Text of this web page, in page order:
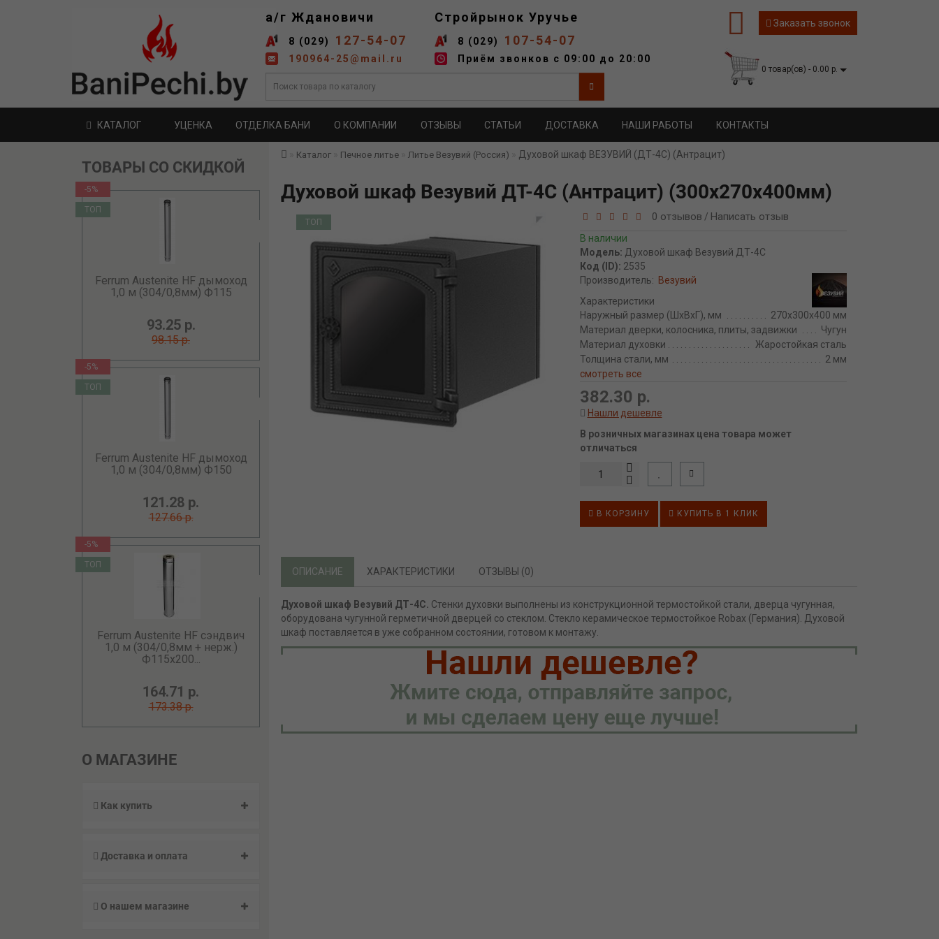
а/г Ждановичи
8 (029) 127-54-07
190964-25@mail.ru
Стройрынок Уручье
8 (029) 107-54-07
Приём звонков с 09:00 до 20:00
Заказать звонок
0 товар(ов) - 0.00 р.
КАТАЛОГ УЦЕНКА ОТДЕЛКА БАНИ О КОМПАНИИ ОТЗЫВЫ СТАТЬИ ДОСТАВКА НАШИ РАБОТЫ КОНТАКТЫ
ТОВАРЫ СО СКИДКОЙ
-5%
ТОП
Ferrum Austenite HF дымоход
1,0 м (304/0,8мм) Ф115
93.25 р.
98.15 р.
-5%
ТОП
Ferrum Austenite HF дымоход
1,0 м (304/0,8мм) Ф150
121.28 р.
127.66 р.
-5%
ТОП
Ferrum Austenite HF сэндвич
1,0 м (304/0,8мм + нерж.)
Ф115х200...
164.71 р.
173.38 р.
О МАГАЗИНЕ
Как купить
Доставка и оплата
О нашем магазине
Каталог Печное литье Литье Везувий (Россия) Духовой шкаф ВЕЗУВИЙ (ДТ-4С) (Антрацит)
Духовой шкаф Везувий ДТ-4С (Антрацит) (300х270х400мм)
ТОП 0 отзывов / Написать отзыв
В наличии
Модель: Духовой шкаф Везувий ДТ-4С
Код (ID): 2535
Производитель: Везувий
Характеристики
Наружный размер (ШхВхГ), мм
270х300х400 мм
Материал дверки, колосника, плиты, задвижки
Чугун
Материал духовки
Жаростойкая сталь
Толщина стали, мм
2 мм
смотреть все
382.30 р.
Нашли дешевле
В розничных магазинах цена товара может
отличаться
В КОРЗИНУ КУПИТЬ В 1 КЛИК
ОПИСАНИЕ ХАРАКТЕРИСТИКИ ОТЗЫВЫ (0)
Духовой шкаф Везувий ДТ-4С. Стенки духовки выполнены из конструкционной термостойкой стали, дверца чугунная,
оборудована чугунной герметичной дверцей со стеклом. Стекло керамическое термостойкое Robax (Германия). Духовой
шкаф поставляется в уже собранном состоянии, готовом к монтажу.